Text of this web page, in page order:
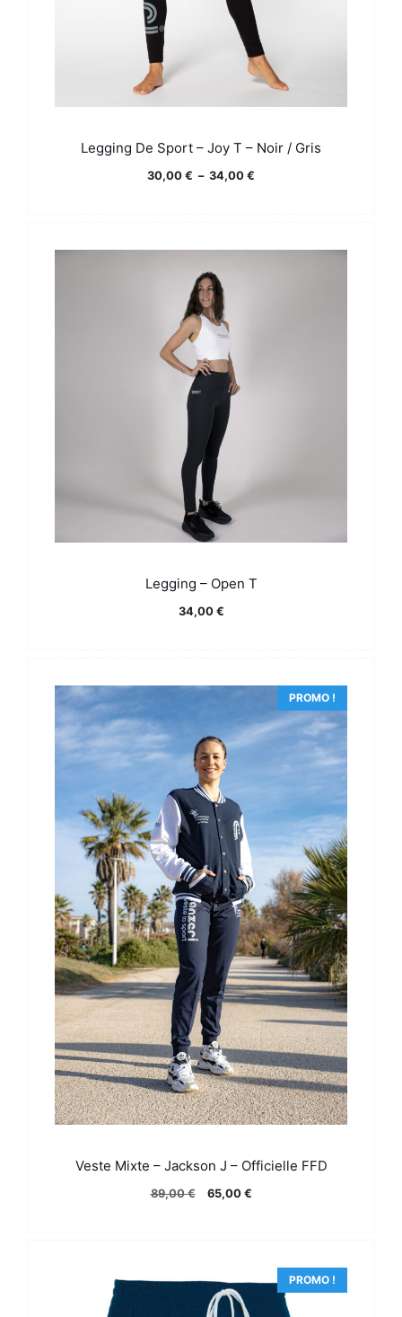
Legging De Sport – Joy T – Noir / Gris
30,00 € – 34,00 €
Legging – Open T
34,00 €
PROMO !
Veste Mixte – Jackson J – Officielle FFD
89,00€
Le
89,00 €.
65,00 €Le
65,00 €.PROMO !